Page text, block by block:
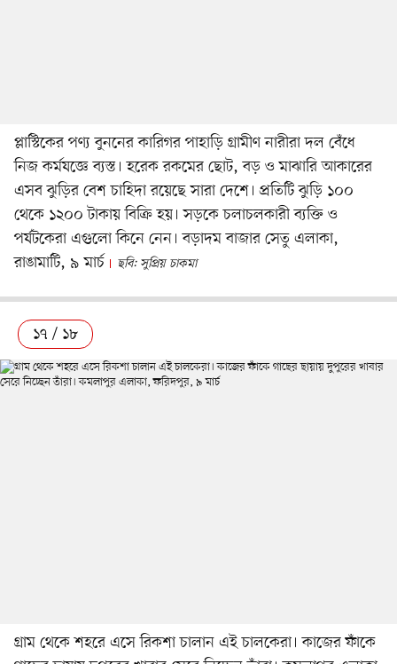
প্লাস্টিকের পণ্য বুননের কারিগর পাহাড়ি গ্রামীণ নারীরা দল বেঁধে
নিজ কর্মযজ্ঞে ব্যস্ত। হরেক রকমের ছোট, বড় ও মাঝারি আকারের
এসব ঝুড়ির বেশ চাহিদা রয়েছে সারা দেশে। প্রতিটি ঝুড়ি ১০০
থেকে ১২০০ টাকায় বিক্রি হয়। সড়কে চলাচলকারী ব্যক্তি ও
পর্যটকেরা এগুলো কিনে নেন। বড়াদম বাজার সেতু এলাকা,
রাঙামাটি, ৯ মার্চ
ছবি: সুপ্রিয় চাকমা
১৭ / ১৮
গ্রাম থেকে শহরে এসে রিকশা চালান এই চালকেরা। কাজের ফাঁকে